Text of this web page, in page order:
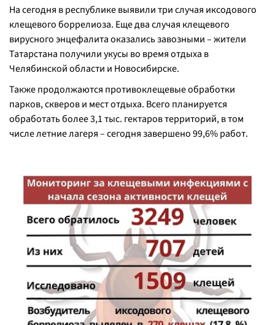
На сегодня в республике выявили три случая иксодового
клещевого боррелиоза. Еще два случая клещевого
вирусного энцефалита оказались завозными – жители
Татарстана получили укусы во время отдыха в
Челябинской области и Новосибирске.
Также продолжаются противоклещевые обработки
парков, скверов и мест отдыха. Всего планируется
обработать более 3,1 тыс. гектаров территорий, в том
числе летние лагеря – сегодня завершено 99,6% работ.